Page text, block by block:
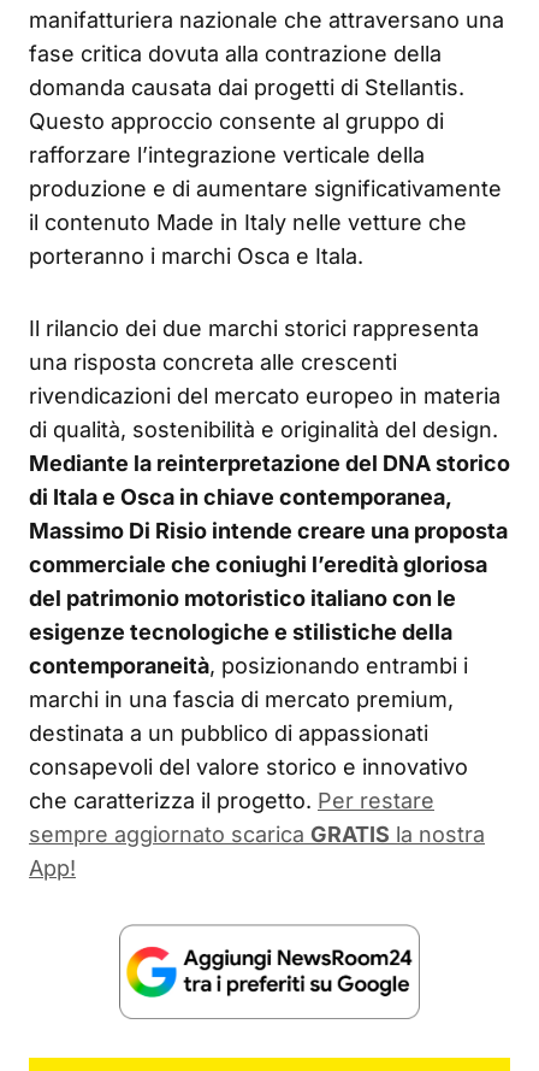
manifatturiera nazionale che attraversano una
fase critica dovuta alla contrazione della
domanda causata dai progetti di Stellantis.
Questo approccio consente al gruppo di
rafforzare l’integrazione verticale della
produzione e di aumentare significativamente
il contenuto Made in Italy nelle vetture che
porteranno i marchi Osca e Itala.
Il rilancio dei due marchi storici rappresenta
una risposta concreta alle crescenti
rivendicazioni del mercato europeo in materia
di qualità, sostenibilità e originalità del design.
Mediante la reinterpretazione del DNA storico
di Itala e Osca in chiave contemporanea,
Massimo Di Risio intende creare una proposta
commerciale che coniughi l’eredità gloriosa
del patrimonio motoristico italiano con le
esigenze tecnologiche e stilistiche della
contemporaneità, posizionando entrambi i
marchi in una fascia di mercato premium,
destinata a un pubblico di appassionati
consapevoli del valore storico e innovativo
che caratterizza il progetto. Per restare
sempre aggiornato scarica GRATIS la nostra
App!